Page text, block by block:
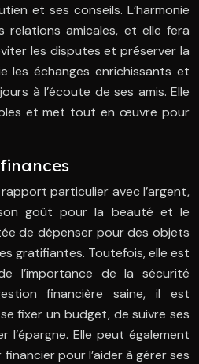
et ses conseils. L’harmonie
relations amicales, et elle fera
les disputes et préserver la
les échanges enrichissants et
à l’écoute de ses amis. Elle
et met tout en œuvre pour
particulier avec l’argent,
goût pour la beauté et le
de dépenser pour des objets
gratifiantes. Toutefois, elle est
l’importance de la sécurité
financière saine, il est
fixer un budget, de suivre ses
l’épargne. Elle peut également
pour l’aider à gérer ses